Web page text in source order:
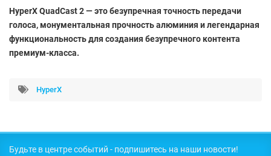
HyperX QuadCast 2 — это безупречная точность передачи
голоса, монументальная прочность алюминия и легендарная
функциональность для создания безупречного контента
премиум-класса.
HyperX
Будьте в центре событий - подпишитесь на наши новости!